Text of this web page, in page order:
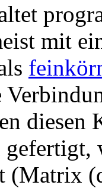
mit
diesen
(Matrix